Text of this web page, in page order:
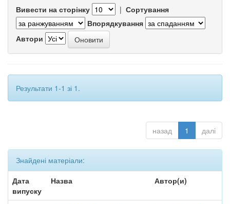
Вивести на сторінку | Сортування
Впорядкування
Автори
Результати 1-1 зі 1.
назад 1 далі
Знайдені матеріали:
Дата
випуску
Назва Автор(и)